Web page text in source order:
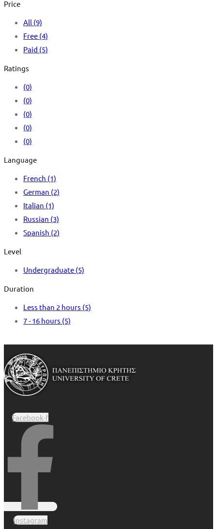
Price
All (9)
Free (4)
Paid (5)
Ratings
(0)
(0)
(0)
(0)
(0)
Language
French (1)
German (2)
Italian (1)
Russian (3)
Spanish (2)
Level
Undergraduate (5)
Duration
Less than 2 hours (5)
7 - 16 hours (5)
Facebook-f
Instagram